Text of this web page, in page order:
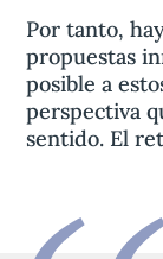
Por tanto,
propuestas
posible a
perspectiva
sentido. El